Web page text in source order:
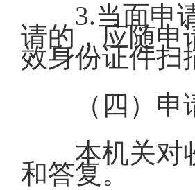
3.当面申
请的，应随申
效身份证件扫
（四）
本机关对
和答复。